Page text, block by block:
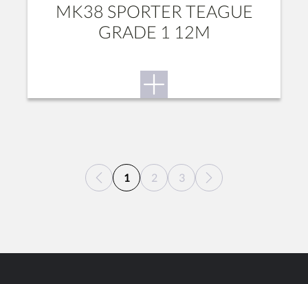
MK38 SPORTER TEAGUE
GRADE 1 12M
1 2 3